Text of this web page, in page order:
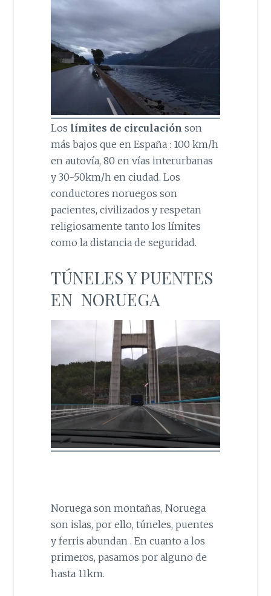
Los límites de circulación son
más bajos que en España : 100 km/h
en autovía, 80 en vías interurbanas
y 30-50km/h en ciudad. Los
conductores noruegos son
pacientes, civilizados y respetan
religiosamente tanto los límites
como la distancia de seguridad.
TÚNELES Y PUENTES
EN NORUEGA
Noruega son montañas, Noruega
son islas, por ello, túneles, puentes
y ferris abundan . En cuanto a los
primeros, pasamos por alguno de
hasta 11km.